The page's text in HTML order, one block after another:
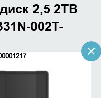
2,5 2TB
002T-